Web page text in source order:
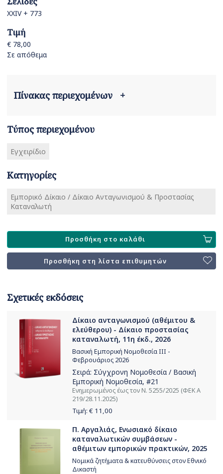
XXIV + 773
Τιμή
€ 78,00
Σε απόθεμα
Πίνακας περιεχομένων +
Τύπος περιεχομένου
Εγχειρίδιο
Κατηγορίες
Εμπορικό Δίκαιο / Δίκαιο Ανταγωνισμού & Προστασίας
Καταναλωτή
Προσθήκη στο καλάθι
Προσθήκη στη λίστα επιθυμητών
Σχετικές εκδόσεις
Δίκαιο ανταγωνισμού (αθέμιτου &
ελεύθερου) - Δίκαιο προστασίας
καταναλωτή, 11η έκδ., 2026
Βασική Εμπορική Νομοθεσία ΙΙΙ -
Φεβρουάριος 2026
Σειρά: Σύγχρονη Νομοθεσία / Βασική
Εμπορική Νομοθεσία, #21
Ενημερωμένος έως τον Ν. 5255/2025 (ΦΕΚ Α
219/28.11.2025)
Τιμή: € 11,00
Π. Αργαλιάς, Ενωσιακό δίκαιο
καταναλωτικών συμβάσεων -
αθέμιτων εμπορικών πρακτικών, 2025
Νομικά ζητήματα & κατευθύνσεις στον Εθνικό
Δικαστή